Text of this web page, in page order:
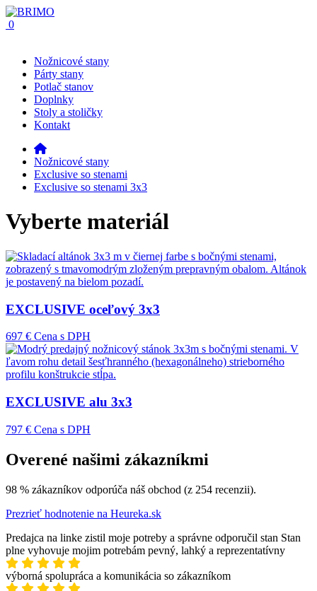
0
Nožnicové stany
Párty stany
Potlač stanov
Doplnky
Stoly a stoličky
Kontakt
Nožnicové stany
Exclusive so stenami
Exclusive so stenami 3x3
Vyberte materiál
EXCLUSIVE oceľový 3x3
697 € Cena s DPH
EXCLUSIVE alu 3x3
797 € Cena s DPH
Overené našimi zákazníkmi
98 % zákazníkov odporúča náš obchod (z 254 recenzii).
Prezrieť hodnotenie na Heureka.sk
Predajca na linke zistil moje potreby a správne odporučil stan Stan
plne vyhovuje mojim potrebám pevný, lahký a reprezentatívny
výborná spolupráca a komunikácia so zákazníkom